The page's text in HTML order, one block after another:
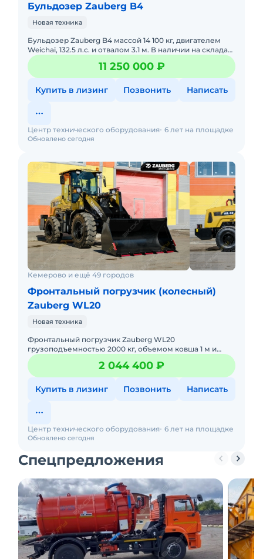
Бульдозер Zauberg B4
Новая техника
Бульдозер Zauberg B4 массой 14 100 кг, двигателем
Weichai, 132.5 л.с. и отвалом 3.1 м. В наличии на складах
РФ. Действующее ЭПСМ, все налоги и сборы уплачен
11 250 000 ₽
Купить в лизинг Позвонить Написать
Обновлено сегодня
Центр технического оборудования 6 лет на площадке
Кемерово и ещё 49 городов
Фронтальный погрузчик (колесный)
Zauberg WL20
Новая техника
Фронтальный погрузчик Zauberg WL20
грузоподъемностью 2000 кг, объемом ковша 1 м и
массой 5200 кг. В наличии на складах РФ.
Действующее ЭПСМ, все налоги и сб
2 044 400 ₽
Купить в лизинг Позвонить Написать
Обновлено сегодня
Центр технического оборудования 6 лет на площадке
Спецпредложения